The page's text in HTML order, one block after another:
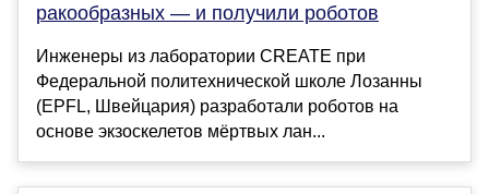
ракообразных — и получили роботов
Инженеры из лаборатории CREATE при
Федеральной политехнической школе Лозанны
(EPFL, Швейцария) разработали роботов на
основе экзоскелетов мёртвых лан...